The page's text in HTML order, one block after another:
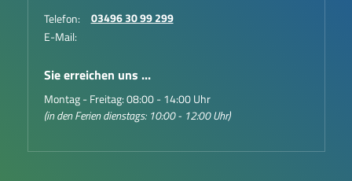
Telefon:
03496 30 99 299
E-Mail:
Sie erreichen uns ...
Montag - Freitag: 08:00 - 14:00 Uhr
(in den Ferien dienstags: 10:00 - 12:00 Uhr)